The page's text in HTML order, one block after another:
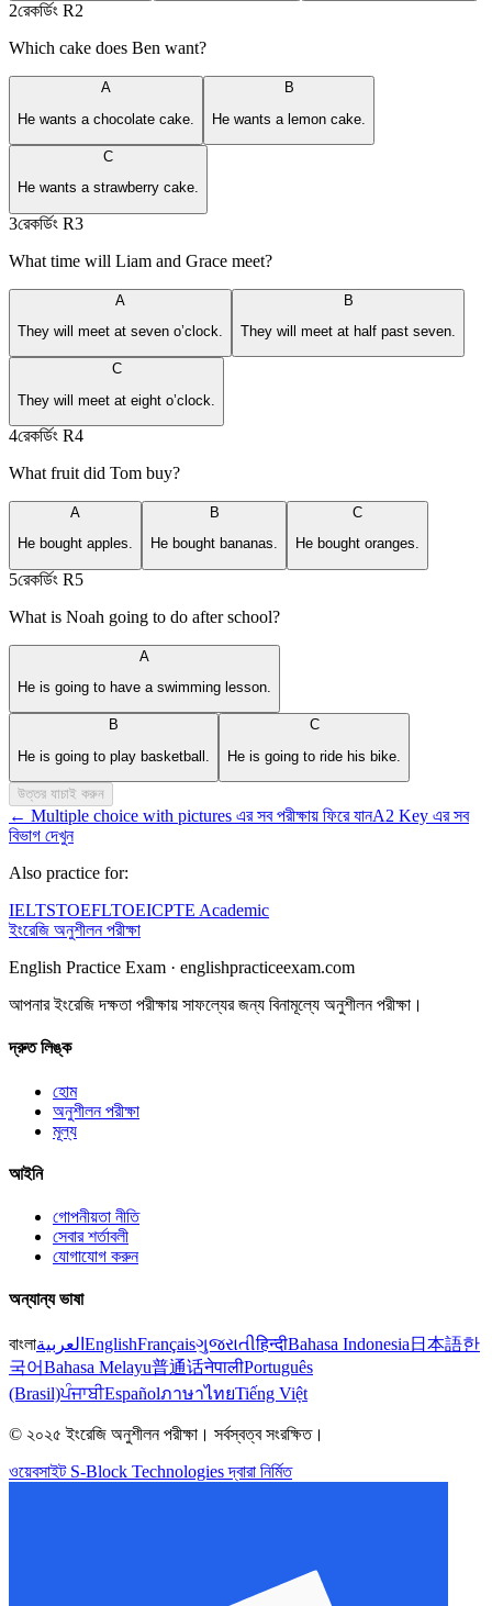
2রেকর্ডিং R2
Which cake does Ben want?
A
He wants a chocolate cake.
B
He wants a lemon cake.
C
He wants a strawberry cake.
3রেকর্ডিং R3
What time will Liam and Grace meet?
A
They will meet at seven o’clock.
B
They will meet at half past seven.
C
They will meet at eight o’clock.
4রেকর্ডিং R4
What fruit did Tom buy?
A
He bought apples.
B
He bought bananas.
C
He bought oranges.
5রেকর্ডিং R5
What is Noah going to do after school?
A
He is going to have a swimming lesson.
B
He is going to play basketball.
C
He is going to ride his bike.
উত্তর যাচাই করুন
← Multiple choice with pictures এর সব পরীক্ষায় ফিরে যানA2 Key এর সব
বিভাগ দেখুন
Also practice for:
IELTSTOEFLTOEICPTE Academic
ইংরেজি অনুশীলন পরীক্ষা
English Practice Exam · englishpracticeexam.com
আপনার ইংরেজি দক্ষতা পরীক্ষায় সাফল্যের জন্য বিনামূল্যে অনুশীলন পরীক্ষা।
দ্রুত লিঙ্ক
হোম
অনুশীলন পরীক্ষা
মূল্য
আইনি
গোপনীয়তা নীতি
সেবার শর্তাবলী
যোগাযোগ করুন
অন্যান্য ভাষা
বাংলাالعربية EnglishFrançaisગુજરાતીहिन्दीBahasa Indonesia 日本語한
국어Bahasa Melayu普通话नेपालीPortuguês
(Brasil)ਪੰਜਾਬੀEspañolภาษาไทยTiếng Việt
© ২০২৫ ইংরেজি অনুশীলন পরীক্ষা। সর্বস্বত্ব সংরক্ষিত।
ওয়েবসাইট S-Block Technologies দ্বারা নির্মিত